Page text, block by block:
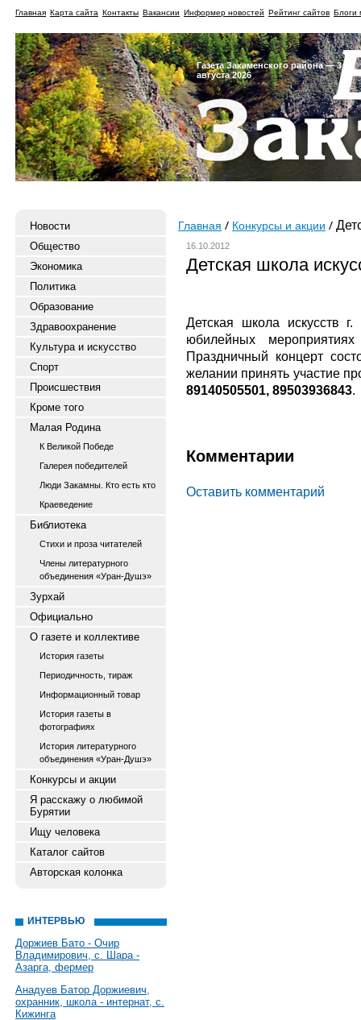
Главная Карта сайта Контакты Вакансии Информер новостей Рейтинг сайтов Блоги
Газета Закаменского района — 3
августа 2026
Новости
Общество
Экономика
Политика
Образование
Здравоохранение
Культура и искусство
Спорт
Происшествия
Кроме того
Малая Родина
К Великой Победе
Галерея победителей
Люди Закамны. Кто есть кто
Краеведение
Библиотека
Стихи и проза читателей
Члены литературного
объединения «Уран-Душэ»
Зурхай
Официально
О газете и коллективе
История газеты
Периодичность, тираж
Информационный товар
История газеты в
фотографиях
История литературного
объединения «Уран-Душэ»
Конкурсы и акции
Я расскажу о любимой
Бурятии
Ищу человека
Каталог сайтов
Авторская колонка
ИНТЕРВЬЮ
Доржиев Бато - Очир
Владимирович, с. Шара -
Азарга, фермер
Анадуев Батор Доржиевич,
охранник, школа - интернат, с.
Кижинга
Главная Конкурсы и акции
16.10.2012
Детская школа
Детская школа искусств
юбилейных
Праздничный концерт
желании принять участие
89140505501, 89503936843.
Комментарии
Оставить комментарий